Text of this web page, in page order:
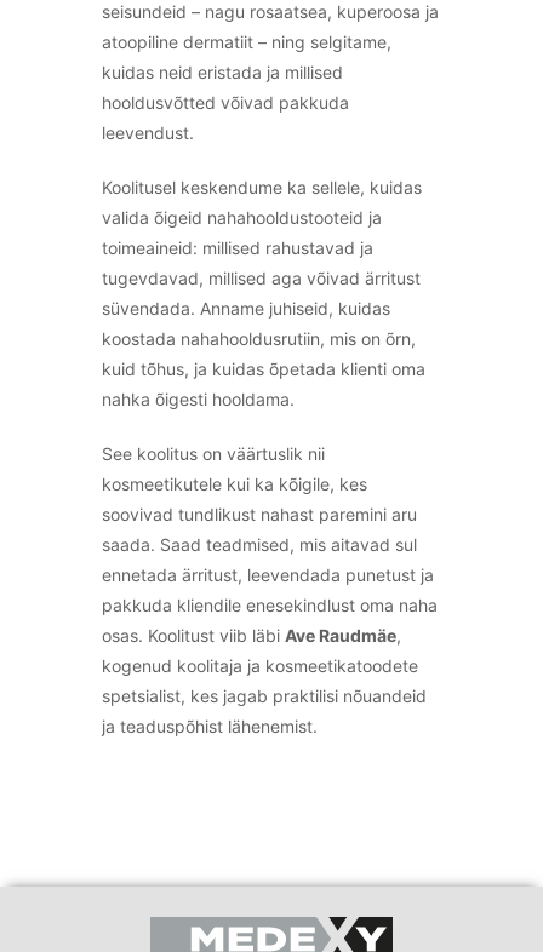
seisundeid – nagu rosaatsea, kuperoosa ja
atoopiline dermatiit – ning selgitame,
kuidas neid eristada ja millised
hooldusvõtted võivad pakkuda
leevendust.
Koolitusel keskendume ka sellele, kuidas
valida õigeid nahahooldustooteid ja
toimeaineid: millised rahustavad ja
tugevdavad, millised aga võivad ärritust
süvendada. Anname juhiseid, kuidas
koostada nahahooldusrutiin, mis on õrn,
kuid tõhus, ja kuidas õpetada klienti oma
nahka õigesti hooldama.
See koolitus on väärtuslik nii
kosmeetikutele kui ka kõigile, kes
soovivad tundlikust nahast paremini aru
saada. Saad teadmised, mis aitavad sul
ennetada ärritust, leevendada punetust ja
pakkuda kliendile enesekindlust oma naha
osas. Koolitust viib läbi Ave Raudmäe,
kogenud koolitaja ja kosmeetikatoodete
spetsialist, kes jagab praktilisi nõuandeid
ja teaduspõhist lähenemist.